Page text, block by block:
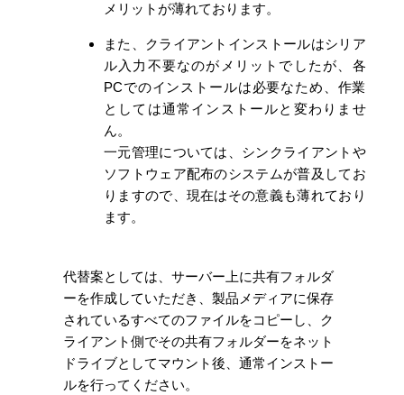
メリットが薄れております。
また、クライアントインストールはシリア
ル入力不要なのがメリットでしたが、各
PCでのインストールは必要なため、作業
としては通常インストールと変わりませ
ん。
一元管理については、シンクライアントや
ソフトウェア配布のシステムが普及してお
りますので、現在はその意義も薄れており
ます。
代替案としては、サーバー上に共有フォルダ
ーを作成していただき、製品メディアに保存
されているすべてのファイルをコピーし、ク
ライアント側でその共有フォルダーをネット
ドライブとしてマウント後、通常インストー
ルを行ってください。